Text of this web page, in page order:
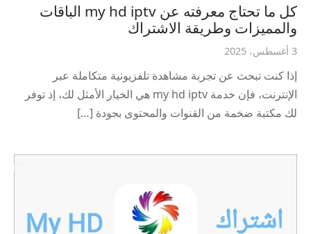
كل ما تحتاج معرفته عن my hd iptv الباقات
والمميزات وطريقة الاشتراك
3 أغسطس، 2025
إذا كنت تبحث عن تجربة مشاهدة تلفزيونية متكاملة عبر
الإنترنت، فإن خدمة my hd iptv هي الخيار الأمثل لك، إذ توفر
لك مكتبة ضخمة من القنوات والمحتوى بجودة […]